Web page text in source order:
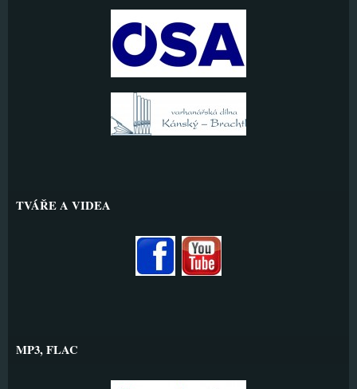
TVÁŘE A VIDEA
MP3, FLAC